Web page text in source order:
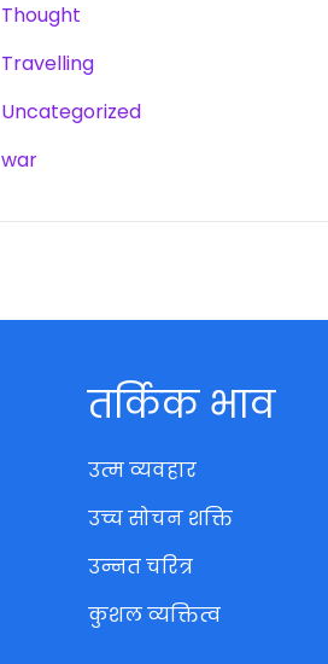
Thought
Travelling
Uncategorized
war
तर्किक भाव
उत्म व्यवहार
उच्च सोचन शक्ति
उन्नत चरित्र
कुशल व्यक्तित्व